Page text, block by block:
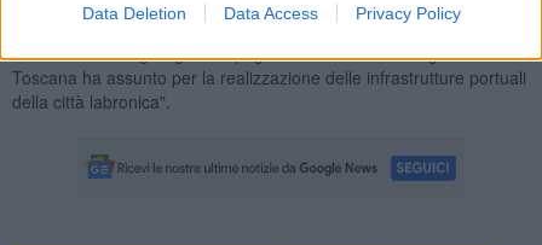
Data Deletion Data Access Privacy Policy
stessa legge 84. Questa mia richiesta, infine, è fortemente motivata
anche in virtù degli ingenti impegni finanziari che la Regione
Toscana ha assunto per la realizzazione delle infrastrutture portuali
della città labronica".